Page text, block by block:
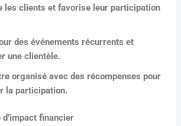
les clients et favorise leur participation
des événements récurrents et
une clientèle.
organisé avec des récompenses pour
la participation.
financier